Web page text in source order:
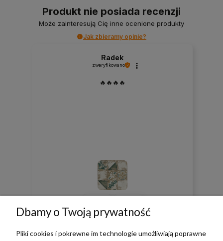
Produkt nie posiada recenzji
Może zainteresują Cię inne ocenione produkty
Jak zbieramy opinie?
Radek
zweryfikowano
🔥🔥🔥🔥
Dbamy o Twoją prywatność
Pliki cookies i pokrewne im technologie umożliwiają poprawne